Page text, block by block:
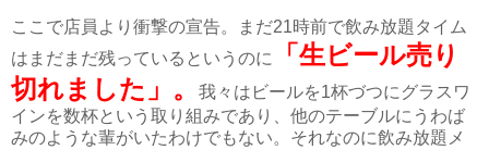
ここで店員より衝撃の宣告。まだ21時前で飲み放題タイム
はまだまだ残っているというのに
「生ビール売り
切れました」。
我々はビールを1杯づつにグラスワ
インを数杯という取り組みであり、他のテーブルにうわば
みのような輩がいたわけでもない。それなのに飲み放題メ